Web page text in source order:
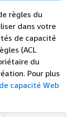
règles du
dans votre
de capacité
(ACL
du
Pour plus
capacité Web